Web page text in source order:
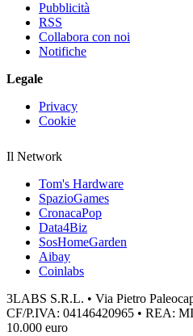
Pubblicità
RSS
Collabora con noi
Notifiche
Legale
Privacy
Cookie
Il Network
Tom's Hardware
SpazioGames
CronacaPop
Data4Biz
SosHomeGarden
Aibay
Coinlabs
3LABS S.R.L. • Via Pietro
CF/P.IVA: 04146420965 • REA:
10.000 euro